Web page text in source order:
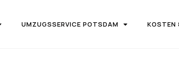
UMZUGSSERVICE POTSDAM KOSTEN